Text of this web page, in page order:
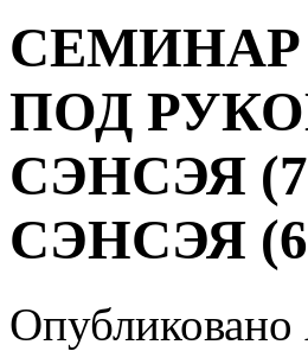
СЕМИНАР
ПОД
СЭНСЭЯ
СЭНСЭЯ